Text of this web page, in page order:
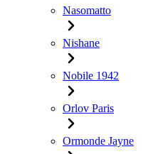
Nasomatto
Nishane
Nobile 1942
Orlov Paris
Ormonde Jayne